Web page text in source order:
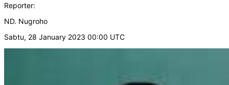
Reporter:
ND. Nugroho
Sabtu, 28 January 2023 00:00 UTC